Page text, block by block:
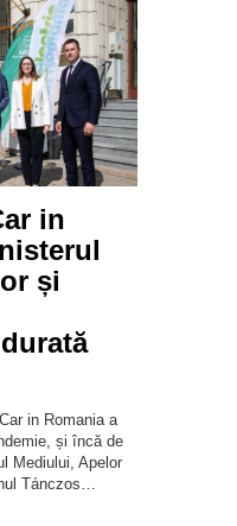
in
și
in Romania a
și încă de
Mediului, Apelor
Tánczos…